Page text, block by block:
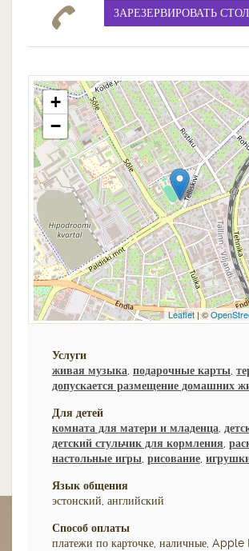
+
−
Leaflet| ©
Услуги
живая музыка, подарочные карты,
допускается размещение домашних
Для детей
комната для матери и младенца,
детский стульчик для кормления,
настольные игры, рисование,
Язык общения
эстонский, английский
Способ оплаты
платежи по карточке, наличные, Apple